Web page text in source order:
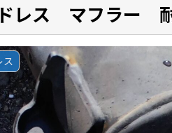
レス マフラー
ス